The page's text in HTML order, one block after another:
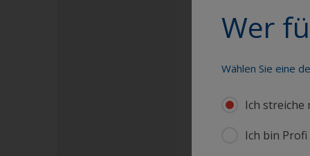
Wer
Wählen Sie eine
Ich streiche
Ich bin